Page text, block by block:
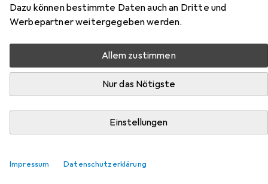
Dazu können bestimmte Daten auch an Dritte und
Werbepartner weitergegeben werden.
Allem zustimmen
Nur das Nötigste
Einstellungen
Impressum Datenschutzerklärung
Hier findest du passendes Zubehör zum Produkt Comair
Flex-Wkl. lang 14x254mm blau 6er aus der Kategorie
Haarschaum.
Relevanz
WellaBoost Bounce